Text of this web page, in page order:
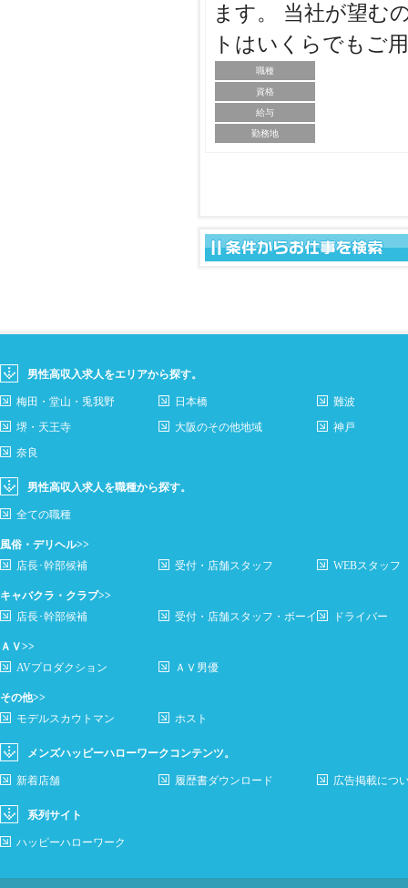
ます。 当社が望む
トはいくらでもご
職種
資格
給与
勤務地
男性高収入求人をエリアから探す。
梅田・堂山・兎我野 日本橋
難波
堺・天王寺
大阪のその他地域
神戸
奈良
男性高収入求人を職種から探す。
全ての職種
風俗・デリヘル>>
店長･幹部候補
受付・店舗スタッフ WEBスタッフ
キャバクラ・クラブ>>
店長･幹部候補
受付・店舗スタッフ・ボーイ ドライバー
ＡＶ>>
AVプロダクション
ＡＶ男優
その他>>
モデルスカウトマン
ホスト
メンズハッピーハローワークコンテンツ。
新着店舗 履歴書ダウンロード 広告掲載につ
系列サイト
ハッピーハローワーク